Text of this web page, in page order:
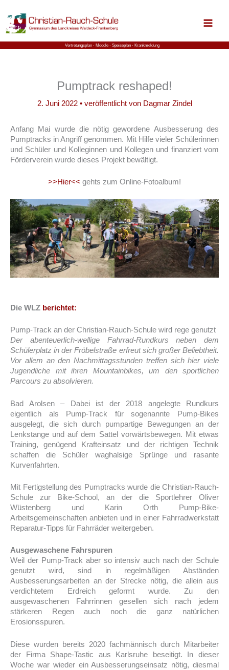
Inhalt
springen
Vertretungsplan ⋅ Moodle ⋅ Speiseplan ⋅ Krankmeldung
Pumptrack reshaped!
2. Juni 2022 • veröffentlicht von Dagmar Zindel
Anfang Mai wurde die nötig gewordene Ausbesserung des
Pumptracks in Angriff genommen. Mit Hilfe vieler Schülerinnen
und Schüler und Kolleginnen und Kollegen und finanziert vom
Förderverein wurde dieses Projekt bewältigt.
>>Hier<< gehts zum Online-Fotoalbum!
Die WLZ berichtet:
Pump-Track an der Christian-Rauch-Schule wird rege genutzt
Der abenteuerlich-wellige Fahrrad-Rundkurs neben dem
Schülerplatz in der Fröbelstraße erfreut sich großer Beliebtheit.
Vor allem an den Nachmittagsstunden treffen sich hier viele
Jugendliche mit ihren Mountainbikes, um den sportlichen
Parcours zu absolvieren.
Bad Arolsen – Dabei ist der 2018 angelegte Rundkurs
eigentlich als Pump-Track für sogenannte Pump-Bikes
ausgelegt, die sich durch pumpartige Bewegungen an der
Lenkstange und auf dem Sattel vorwärtsbewegen. Mit etwas
Training, genügend Krafteinsatz und der richtigen Technik
schaffen die Schüler waghalsige Sprünge und rasante
Kurvenfahrten.
Mit Fertigstellung des Pumptracks wurde die Christian-Rauch-
Schule zur Bike-School, an der die Sportlehrer Oliver
Wüstenberg und Karin Orth Pump-Bike-
Arbeitsgemeinschaften anbieten und in einer Fahrradwerkstatt
Reparatur-Tipps für Fahrräder weitergeben.
Ausgewaschene Fahrspuren
Weil der Pump-Track aber so intensiv auch nach der Schule
genutzt wird, sind in regelmäßigen Abständen
Ausbesserungsarbeiten an der Strecke nötig, die allein aus
verdichtetem Erdreich geformt wurde. Zu den
ausgewaschenen Fahrrinnen gesellen sich nach jedem
stärkeren Regen auch noch die ganz natürlichen
Erosionsspuren.
Diese wurden bereits 2020 fachmännisch durch Mitarbeiter
der Firma Shape-Tastic aus Karlsruhe beseitigt. In dieser
Woche war wieder ein Ausbesserungseinsatz nötig, diesmal